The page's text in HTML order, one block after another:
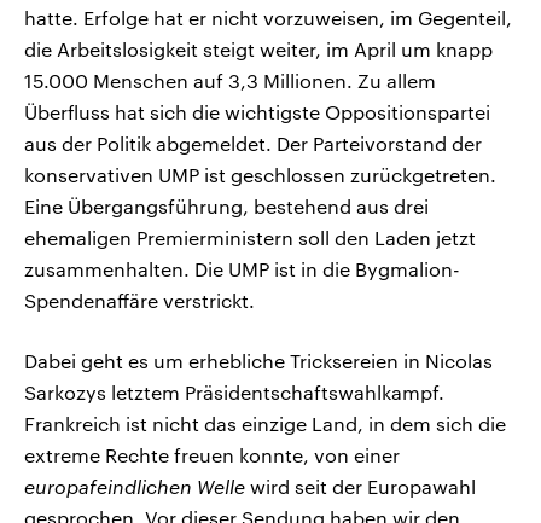
hatte. Erfolge hat er nicht vorzuweisen, im Gegenteil,
die Arbeitslosigkeit steigt weiter, im April um knapp
15.000 Menschen auf 3,3 Millionen. Zu allem
Überfluss hat sich die wichtigste Oppositionspartei
aus der Politik abgemeldet. Der Parteivorstand der
konservativen UMP ist geschlossen zurückgetreten.
Eine Übergangsführung, bestehend aus drei
ehemaligen Premierministern soll den Laden jetzt
zusammenhalten. Die UMP ist in die Bygmalion-
Spendenaffäre verstrickt.
Dabei geht es um erhebliche Tricksereien in Nicolas
Sarkozys letztem Präsidentschaftswahlkampf.
Frankreich ist nicht das einzige Land, in dem sich die
extreme Rechte freuen konnte, von einer
europafeindlichen Welle wird seit der Europawahl
gesprochen. Vor dieser Sendung haben wir den